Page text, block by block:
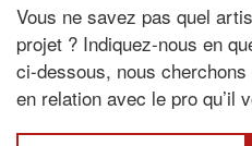
Vous ne savez pas quel
projet ? Indiquez-nous en
ci-dessous, nous
en relation avec le pro qu’il